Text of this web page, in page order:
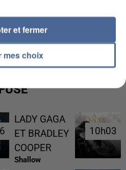
ALGÉRIE
LADY GAGA
ET BRADLEY
COOPER
Shallow
10h03
10h03
mes choix
et fermer